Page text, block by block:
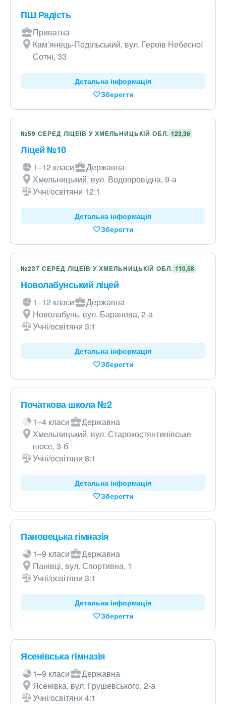
ПШ Радість
Приватна
Кам’янець-Подільський, вул. Героїв Небесної
Сотні, 33
Детальна інформація
Зберегти
№59 СЕРЕД ЛІЦЕЇВ У ХМЕЛЬНИЦЬКІЙ ОБЛ. 123,36
Ліцей №10
1–12 класи
Державна
Хмельницький, вул. Водопровідна, 9-а
Учні/освітяни 12:1
Детальна інформація
Зберегти
№237 СЕРЕД ЛІЦЕЇВ У ХМЕЛЬНИЦЬКІЙ ОБЛ. 110,58
Новолабунський ліцей
1–12 класи
Державна
Новолабунь, вул. Баранова, 2-а
Учні/освітяни 3:1
Детальна інформація
Зберегти
Початкова школа №2
1–4 класи
Державна
Хмельницький, вул. Старокостянтинівське
шосе, 3-б
Учні/освітяни 8:1
Детальна інформація
Зберегти
Пановецька гімназія
1–9 класи
Державна
Панівці, вул. Спортивна, 1
Учні/освітяни 3:1
Детальна інформація
Зберегти
Ясенівська гімназія
1–9 класи
Державна
Ясенівка, вул. Грушевського, 2-а
Учні/освітяни 4:1